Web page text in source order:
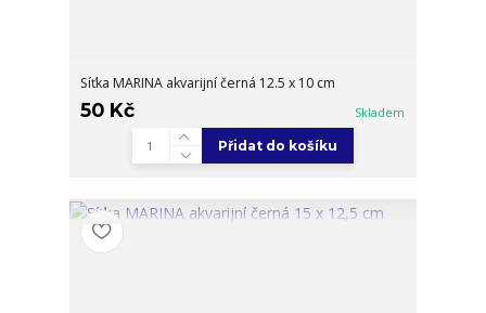
Síťka MARINA akvarijní černá 12.5 x 10 cm
50 Kč Skladem
Přidat do košíku